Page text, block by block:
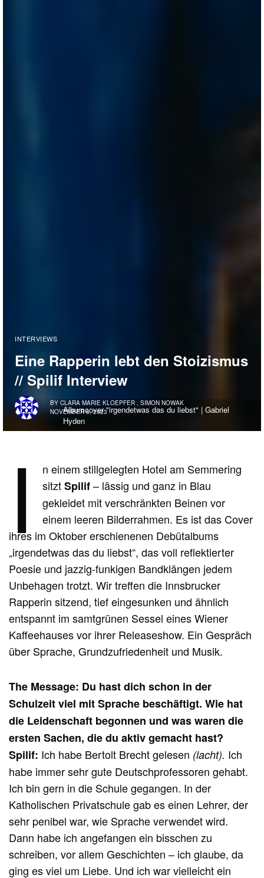
INTERVIEWS
Eine Rapperin lebt den Stoizismus
// Spilif Interview
BY CLARA MARIE KLOEPFER , SIMON NOWAK
NOVEMBER 6, 2023
Albumcover "irgendetwas das du liebst" | Gabriel
Hyden
I
n einem stillgelegten Hotel am Semmering
sitztSpilif– lässig und ganz in Blau
gekleidet mit verschränkten Beinen vor
einem leeren Bilderrahmen. Es ist das Cover
ihres im Oktober erschienenen Debütalbums
„irgendetwas das du liebst“, das voll reflektierter
Poesie und jazzig-funkigen Bandklängen jedem
Unbehagen trotzt. Wir treffen die Innsbrucker
Rapperin sitzend, tief eingesunken und ähnlich
entspannt im samtgrünen Sessel eines Wiener
Kaffeehauses vor ihrer Releaseshow. Ein Gespräch
über Sprache, Grundzufriedenheit und Musik.
The Message: Du hast dich schon in der
Schulzeit viel mit Sprache beschäftigt. Wie hat
die Leidenschaft begonnen und was waren die
ersten Sachen, die du aktiv gemacht hast?
Spilif: Ich habe Bertolt Brecht gelesen (lacht). Ich
habe immer sehr gute Deutschprofessoren gehabt.
Ich bin gern in die Schule gegangen. In der
Katholischen Privatschule gab es einen Lehrer, der
sehr penibel war, wie Sprache verwendet wird.
Dann habe ich angefangen ein bisschen zu
schreiben, vor allem Geschichten – ich glaube, da
ging es viel um Liebe. Und ich war vielleicht ein